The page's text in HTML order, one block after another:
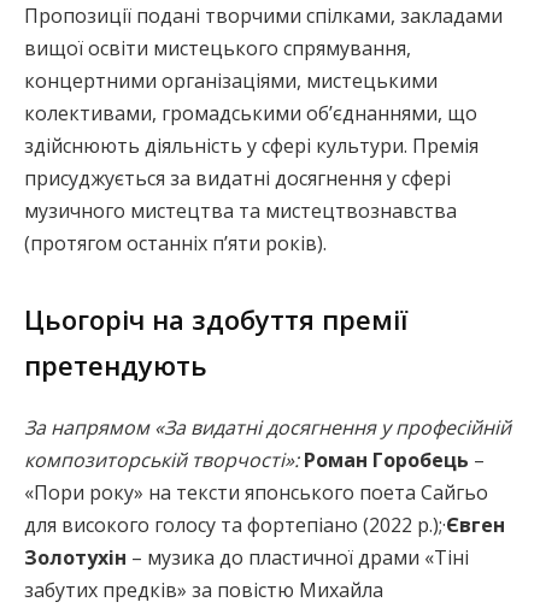
Пропозиції подані творчими спілками, закладами
вищої освіти мистецького спрямування,
концертними організаціями, мистецькими
колективами, громадськими об’єднаннями, що
здійснюють діяльність у сфері культури. Премія
присуджується за видатні досягнення у сфері
музичного мистецтва та мистецтвознавства
(протягом останніх п’яти років).
Цьогоріч на здобуття премії
претендують
За напрямом «За видатні досягнення у професійній
композиторській творчості»: Роман Горобець –
«Пори року» на тексти японського поета Сайгьо
для високого голосу та фортепіано (2022 р.);·Євген
Золотухін – музика до пластичної драми «Тіні
забутих предків» за повістю Михайла